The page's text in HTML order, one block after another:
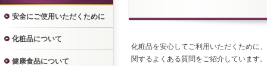
化粧品を安心してご利用いただくために
関するよくある質問をご紹介しています。
安全にご使用いただくために
化粧品について
健康食品について